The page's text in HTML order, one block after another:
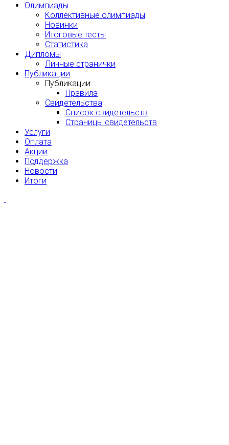
Олимпиады
Коллективные олимпиады
Новинки
Итоговые тесты
Статистика
Дипломы
Личные странички
Публикации
Публикации
Правила
Свидетельства
Список свидетельств
Страницы свидетельств
Услуги
Оплата
Акции
Поддержка
Новости
Итоги